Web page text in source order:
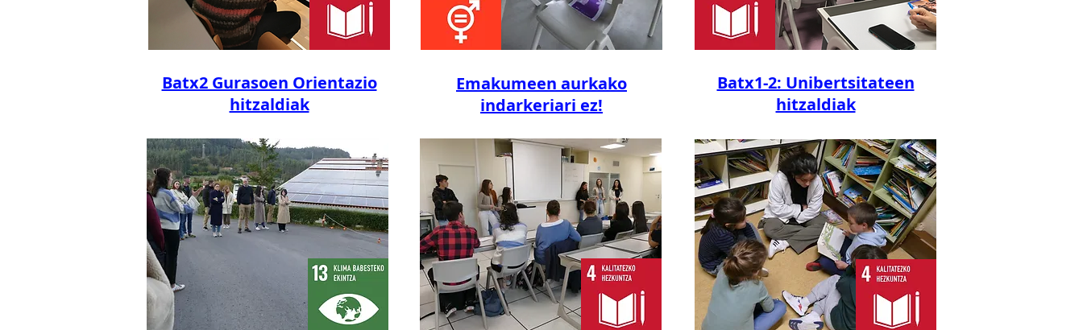
Batx2 Gurasoen Orientazio
hitzaldiak
Emakumeen aurkako
indarkeriari ez!
Batx1-2: Unibertsitateen
hitzaldiak